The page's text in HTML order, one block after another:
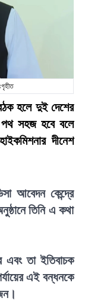
হলে দুই দেশের
পথ সহজ হবে বলে
দীনেশ
আবেদন কেন্দ্রে
তিনি এ কথা
এবং তা ইতিবাচক
এই বন্ধনকে